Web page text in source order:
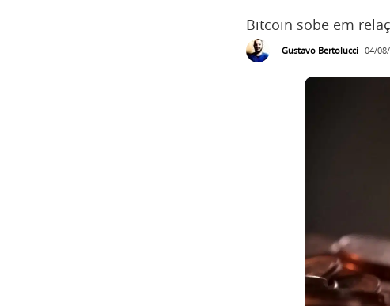
Bitcoin sobe em
Gustavo Bertolucci 04/